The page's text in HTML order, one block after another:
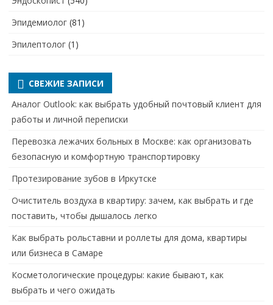
Эпидемиолог (81)
Эпилептолог (1)
СВЕЖИЕ ЗАПИСИ
Аналог Outlook: как выбрать удобный почтовый клиент для
работы и личной переписки
Перевозка лежачих больных в Москве: как организовать
безопасную и комфортную транспортировку
Протезирование зубов в Иркутске
Очиститель воздуха в квартиру: зачем, как выбрать и где
поставить, чтобы дышалось легко
Как выбрать рольставни и роллеты для дома, квартиры
или бизнеса в Самаре
Косметологические процедуры: какие бывают, как
выбрать и чего ожидать